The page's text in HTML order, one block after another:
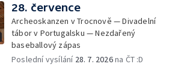
28. července
Archeoskanzen v Trocnově — Divadelní
tábor v Portugalsku — Nezdařený
baseballový zápas
Poslední vysílání 28. 7. 2026na ČT :D